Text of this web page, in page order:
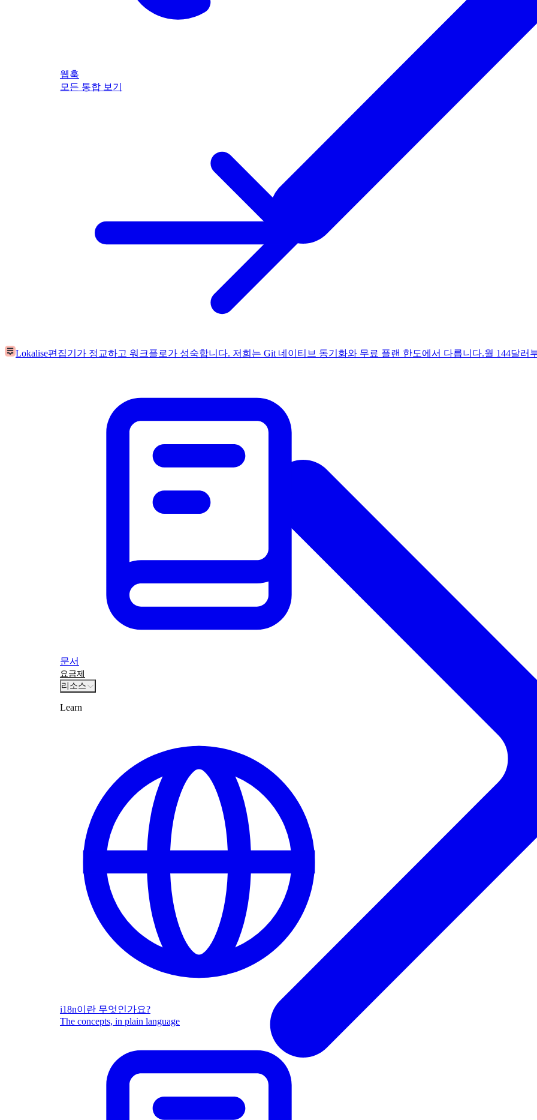
웹훅
모든 통합 보기
문서
요금제
리소스
Learn
i18n이란 무엇인가요?
The concepts, in plain language
Lokalise편집기가 정교하고 워크플로가 성숙합니다. 저희는 Git 네이티브 동기화와 무료 플랜 한도에서 다릅니다.월 144달러